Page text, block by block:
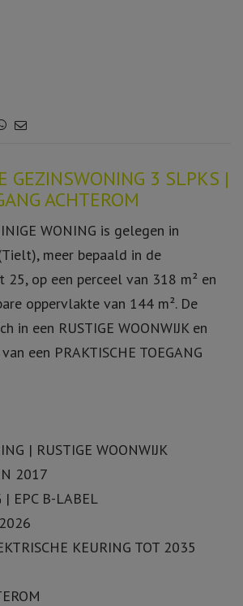
GEZINSWONING 3 SLPKS |
ACHTEROM
WONING is gelegen in
meer bepaald in de
25, op een perceel van 318 m² en
oppervlakte van 144 m². De
in een RUSTIGE WOONWIJK en
een PRAKTISCHE TOEGANG
| RUSTIGE WOONWIJK
2017
| EPC B-LABEL
KEURING TOT 2035